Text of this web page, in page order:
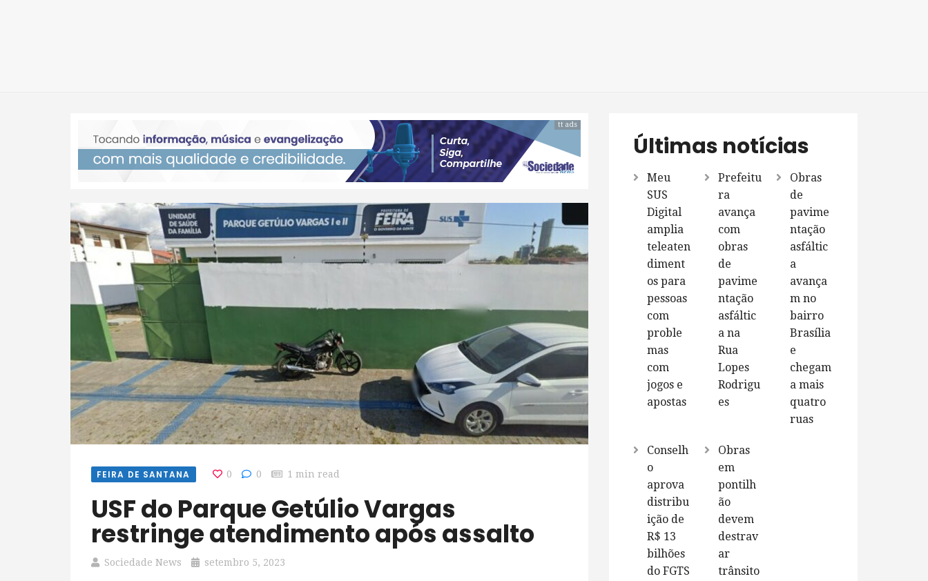
tt ads
FEIRA DE SANTANA 0 0 1 min read
USF do Parque Getúlio Vargas
restringe atendimento após assalto
Sociedade News setembro 5, 2023
Últimas notícias
Meu
SUS
Digital
amplia
teleaten
diment
os para
pessoas
com
proble
mas
com
jogos e
apostas
Prefeitu
ra
avança
com
obras
de
pavime
ntação
asfáltic
a na
Rua
Lopes
Rodrigu
es
Obras
de
pavime
ntação
asfáltic
a
avança
m no
bairro
Brasília
e
chegam
a mais
quatro
ruas
Conselh
o
aprova
distribu
ição de
R$ 13
bilhões
do FGTS
Obras
em
pontilh
ão
devem
destrav
ar
trânsito